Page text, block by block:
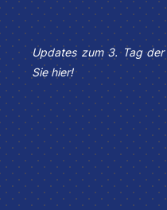
Updates zum 3. Tag
Sie hier!